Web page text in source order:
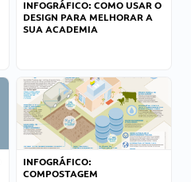
INFOGRÁFICO: COMO USAR O
DESIGN PARA MELHORAR A
SUA ACADEMIA
INFOGRÁFICO:
COMPOSTAGEM